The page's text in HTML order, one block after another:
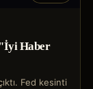
Haber
Fed kesinti